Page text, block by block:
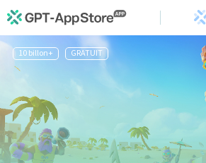
10 billon+ GRATUIT